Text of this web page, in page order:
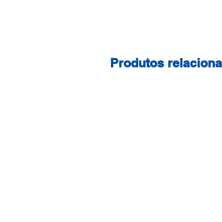
Produtos